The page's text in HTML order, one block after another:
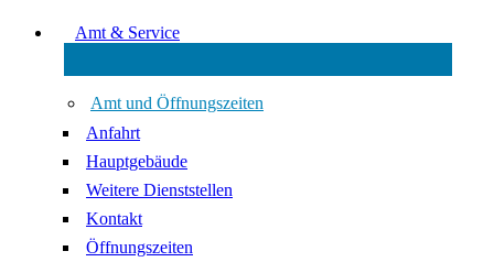
Amt & Service
Amt und Öffnungszeiten
Anfahrt
Hauptgebäude
Weitere Dienststellen
Kontakt
Öffnungszeiten